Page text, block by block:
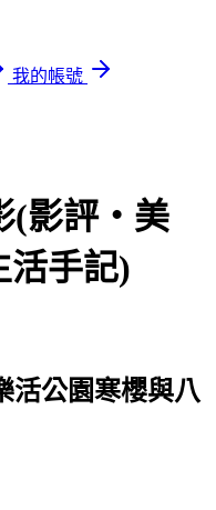
我的帳號
(影評‧美
手記)
活公園寒櫻與八